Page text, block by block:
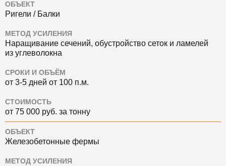
ОБЪЕКТ
Ригели / Балки
МЕТОД УСИЛЕНИЯ
Наращивание сечений, обустройство сеток и ламелей
из углеволокна
СРОКИ И ОБЪЁМ
от 3-5 дней от 100 п.м.
СТОИМОСТЬ
от 75 000 руб. за тонну
ОБЪЕКТ
Железобетонные фермы
МЕТОД УСИЛЕНИЯ